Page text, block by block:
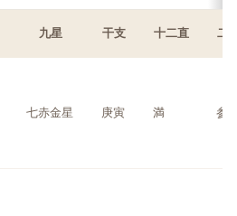
九星 干支 十二直 二
七赤金星 庚寅 満 参